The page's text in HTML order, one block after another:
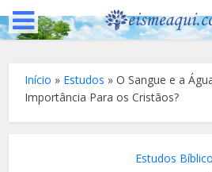
Início » Estudos »O Sangue e a
Importância Para os Cristãos?
Estudos